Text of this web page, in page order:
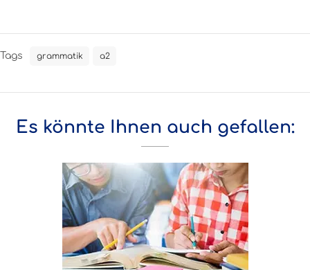
Tags grammatik a2
Es könnte Ihnen auch gefallen: